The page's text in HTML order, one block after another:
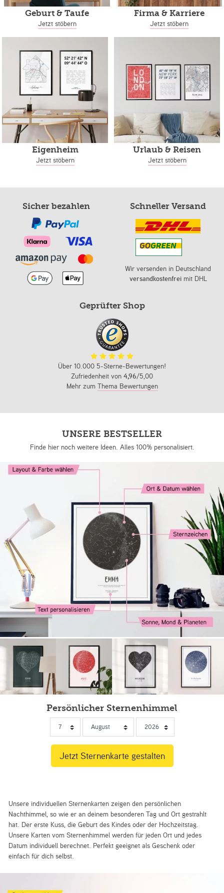
Geburt & Taufe
Jetzt stöbern
Firma & Karriere
Jetzt stöbern
Eigenheim
Jetzt stöbern
Urlaub & Reisen
Jetzt stöbern
Sicher bezahlen Schneller Versand
Wir versenden in Deutschland
versandkostenfreimit DHL
Geprüfter Shop
Über 10.000 5-Sterne-Bewertungen!
Zufriedenheit von 4,96/5,00
Mehr zum Thema Bewertungen
UNSERE BESTSELLER
Finde hier noch weitere Ideen. Alles 100% personalisiert.
Persönlicher Sternenhimmel
Unsere individuellen Sternenkarten zeigen den persönlichen
Nachthimmel, so wie er an deinem besonderen Tag und Ort gestrahlt
hat. Der erste Kuss, die Geburt des Kindes oder der Hochzeitstag.
Unsere Karten vom Sternenhimmel werden für jeden Ort und jedes
Datum individuell berechnet. Perfekt geeignet als Geschenk oder
einfach für dich selbst.